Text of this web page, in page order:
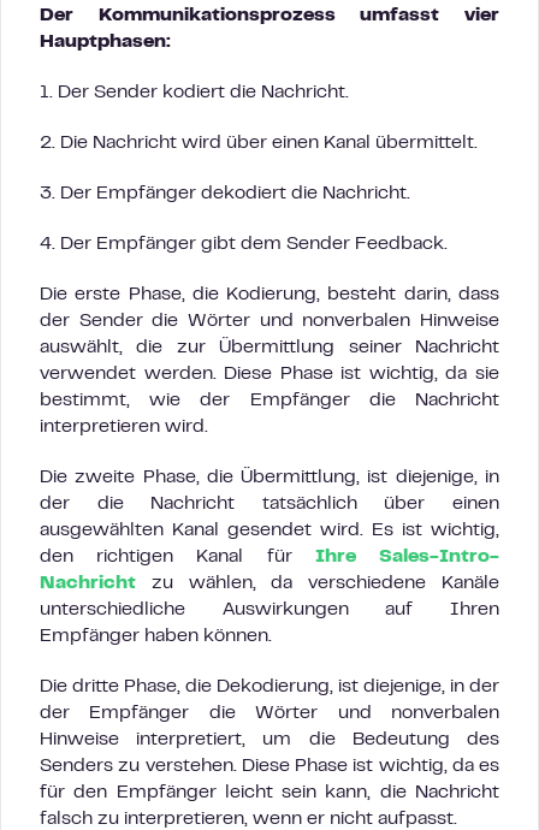
Der Kommunikationsprozess umfasst vier
Hauptphasen:
1. Der Sender kodiert die Nachricht.
2. Die Nachricht wird über einen Kanal übermittelt.
3. Der Empfänger dekodiert die Nachricht.
4. Der Empfänger gibt dem Sender Feedback.
Die erste Phase, die Kodierung, besteht darin, dass
der Sender die Wörter und nonverbalen Hinweise
auswählt, die zur Übermittlung seiner Nachricht
verwendet werden. Diese Phase ist wichtig, da sie
bestimmt, wie der Empfänger die Nachricht
interpretieren wird.
Die zweite Phase, die Übermittlung, ist diejenige, in
der die Nachricht tatsächlich über einen
ausgewählten Kanal gesendet wird. Es ist wichtig,
den richtigen Kanal für Ihre Sales-Intro-
Nachricht zu wählen, da verschiedene Kanäle
unterschiedliche Auswirkungen auf Ihren
Empfänger haben können.
Die dritte Phase, die Dekodierung, ist diejenige, in der
der Empfänger die Wörter und nonverbalen
Hinweise interpretiert, um die Bedeutung des
Senders zu verstehen. Diese Phase ist wichtig, da es
für den Empfänger leicht sein kann, die Nachricht
falsch zu interpretieren, wenn er nicht aufpasst.